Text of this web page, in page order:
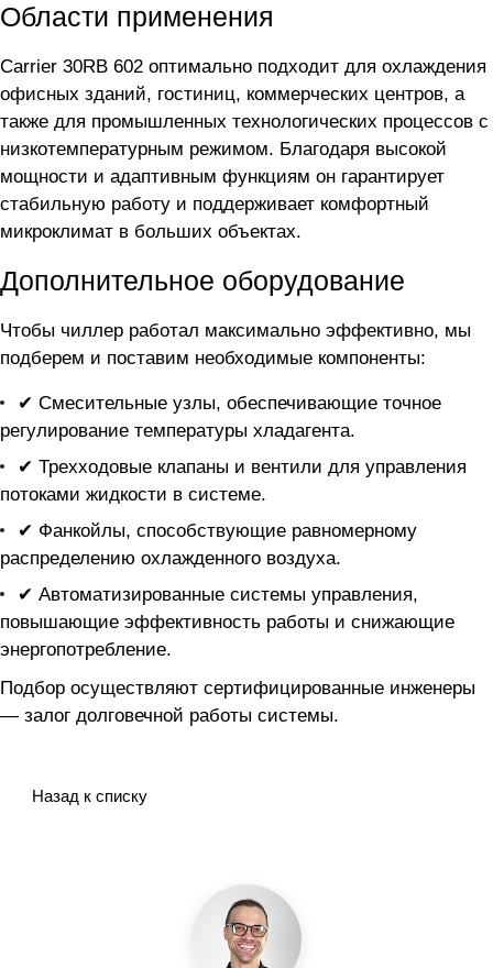
Области применения
Carrier 30RB 602 оптимально подходит для охлаждения
офисных зданий, гостиниц, коммерческих центров, а
также для промышленных технологических процессов с
низкотемпературным режимом. Благодаря высокой
мощности и адаптивным функциям он гарантирует
стабильную работу и поддерживает комфортный
микроклимат в больших объектах.
Дополнительное оборудование
Чтобы чиллер работал максимально эффективно, мы
подберем и поставим необходимые компоненты:
✔ Смесительные узлы, обеспечивающие точное
регулирование температуры хладагента.
✔ Трехходовые клапаны и вентили для управления
потоками жидкости в системе.
✔ Фанкойлы, способствующие равномерному
распределению охлажденного воздуха.
✔ Автоматизированные системы управления,
повышающие эффективность работы и снижающие
энергопотребление.
Подбор осуществляют сертифицированные инженеры
— залог долговечной работы системы.
Назад к списку